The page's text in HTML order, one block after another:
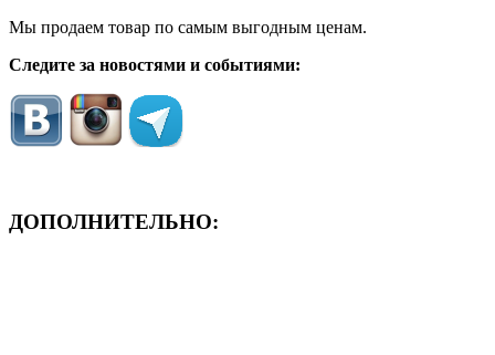
Мы продаем товар по самым выгодным ценам.
Следите за новостями и событиями:
ДОПОЛНИТЕЛЬНО: